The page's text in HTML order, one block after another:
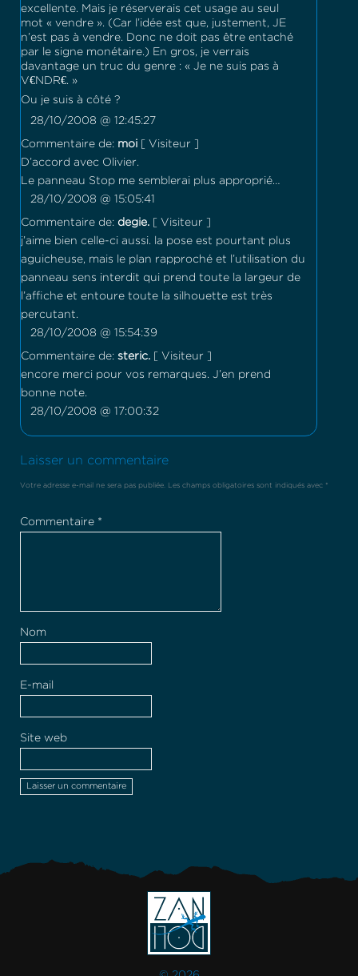
excellente. Mais je réserverais cet usage au seul
mot « vendre ». (Car l’idée est que, justement, JE
n’est pas à vendre. Donc ne doit pas être entaché
par le signe monétaire.) En gros, je verrais
davantage un truc du genre : « Je ne suis pas à
V€NDR€. »
Ou je suis à côté ?
28/10/2008 @ 12:45:27
Commentaire de: moi [ Visiteur ]
D’accord avec Olivier.
Le panneau Stop me semblerai plus approprié…
28/10/2008 @ 15:05:41
Commentaire de: degie. [ Visiteur ]
j’aime bien celle-ci aussi. la pose est pourtant plus
aguicheuse, mais le plan rapproché et l’utilisation du
panneau sens interdit qui prend toute la largeur de
l’affiche et entoure toute la silhouette est très
percutant.
28/10/2008 @ 15:54:39
Commentaire de: steric. [ Visiteur ]
encore merci pour vos remarques. J’en prend
bonne note.
28/10/2008 @ 17:00:32
Laisser un commentaire
Votre adresse e-mail ne sera pas publiée. Les champs obligatoires sont indiqués avec *
Commentaire *
Nom
E-mail
Site web